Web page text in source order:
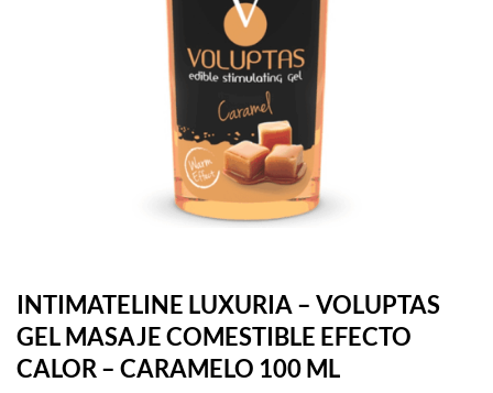
INTIMATELINE LUXURIA – VOLUPTAS
GEL MASAJE COMESTIBLE EFECTO
CALOR – CARAMELO 100 ML